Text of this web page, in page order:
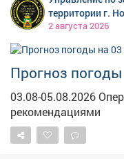
облачность,
дожди и грозы.
класса. Спасатели напоминают: в жару важно пить
больше воды,
солнце и не
автомобилях. При
немедленно
экстренных служб –
территории г.
2 августа 2026
Прогноз
03.08-05.08.2026
рекомендациями